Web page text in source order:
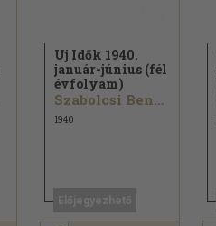
Uj Idők 1940.
január-június (fél
évfolyam)
Szabolcsi Bence...
1940